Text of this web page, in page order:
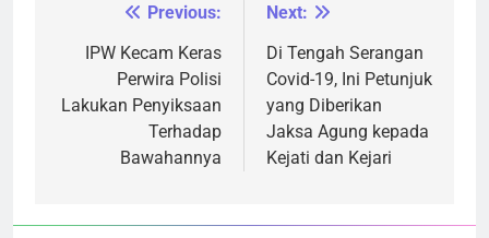
Navigasi
pos
Previous:
IPW Kecam Keras
Perwira Polisi
Lakukan Penyiksaan
Terhadap
Bawahannya
Next:
Di Tengah Serangan
Covid-19, Ini Petunjuk
yang Diberikan
Jaksa Agung kepada
Kejati dan Kejari